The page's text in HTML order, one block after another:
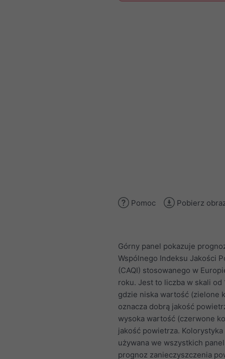
Pomoc Pobierz
Górny panel pokazuje
Wspólnego Indeksu Jakości
(CAQI) stosowanego w
roku. Jest to liczba w skali od
gdzie niska wartość (zielone
oznacza dobrą jakość
wysoka wartość (czerwone
jakość powietrza. Kolorystyka
używana we wszystkich
prognoz zanieczyszczenia